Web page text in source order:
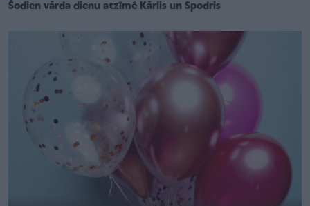
Šodien vārda dienu atzīmē Kārlis un Spodris